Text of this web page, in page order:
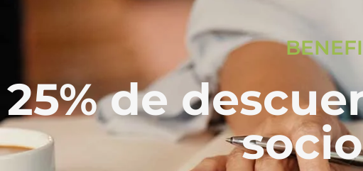
25% de